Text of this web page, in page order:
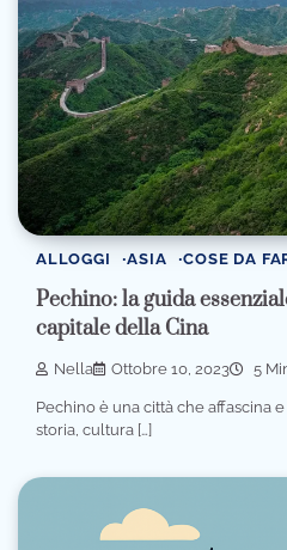
ALLOGGI ASIA COSE DA
Pechino: la guida
capitale della Cina
Nella Ottobre 10, 2023 5
Pechino è una città che affascina
storia, cultura […]